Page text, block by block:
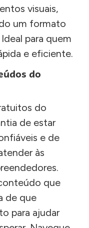
visuais,
um formato
para quem
e eficiente.
do
do
de estar
e de
às
que
de que
para ajudar